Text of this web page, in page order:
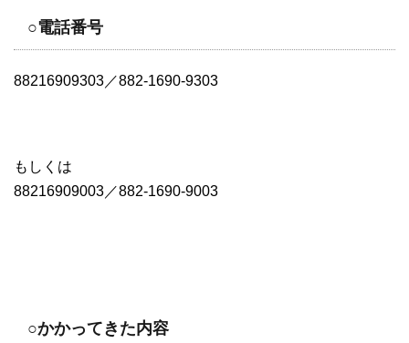
○電話番号
88216909303／882-1690-9303
もしくは
88216909003／882-1690-9003
○かかってきた内容